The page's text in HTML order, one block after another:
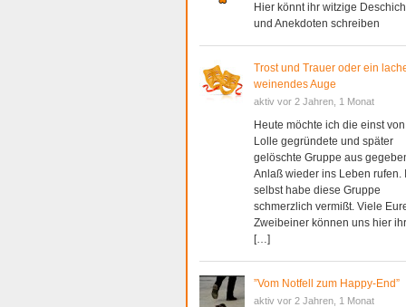
Hier könnt ihr witzige
und Anekdoten schreiben
Trost und Trauer oder ein
weinendes Auge
aktiv vor 2 Jahren, 1 Monat
Heute möchte ich die einst von
Lolle gegründete und später
gelöschte Gruppe aus
Anlaß wieder ins Leben rufen.
selbst habe diese Gruppe
schmerzlich vermißt. Viele
Zweibeiner können uns hier
[…]
”Vom Notfell zum Happy-End”
aktiv vor 2 Jahren, 1 Monat